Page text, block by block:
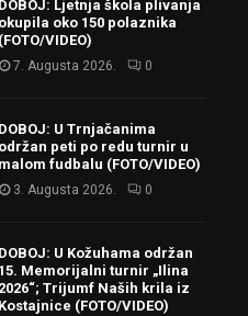
DOBOJ: Ljetnja škola plivanja
okupila oko 150 polaznika
(FOTO/VIDEO)
7. Augusta 2026. 0
DOBOJ: U Trnjačanima
održan peti po redu turnir u
malom fudbalu (FOTO/VIDEO)
3. Augusta 2026. 0
DOBOJ: U Kožuhama održan
15. Memorijalni turnir „Ilina
2026“; Trijumf Naših krila iz
Kostajnice (FOTO/VIDEO)